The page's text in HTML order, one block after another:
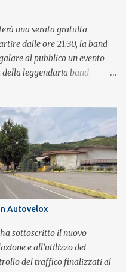
una serata gratuita
dalle ore 21:30, la band
al pubblico un evento
leggendaria band
del celebre gruppo. Lo
festeggiamenti in onore di
La formazione sul palco è
e voce, Fabrizio
alla chitarra e voce, e
scelta direttamente da
We Will Rock You.
Autovelox
sottoscritto il nuovo
e all’utilizzo dei
del traffico finalizzati al